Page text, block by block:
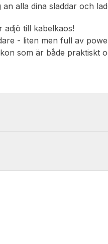
alla dina sladdar och
adjö till kabelkaos!
- liten men full av
som är både praktiskt